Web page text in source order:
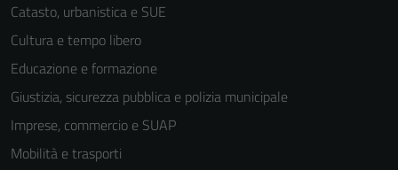
Catasto, urbanistica e SUE
Cultura e tempo libero
Educazione e formazione
Giustizia, sicurezza pubblica e polizia municipale
Imprese, commercio e SUAP
Mobilità e trasporti